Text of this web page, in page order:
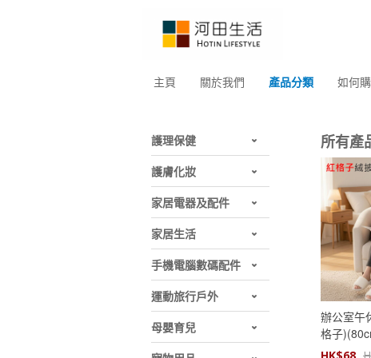
主頁 關於我們 產品分類 如何
護理保健
護膚化妝
家居電器及配件
家居生活
手機電腦數碼配件
運動旅行戶外
母嬰育兒
所有產
辦公室午
格子
毯│多用